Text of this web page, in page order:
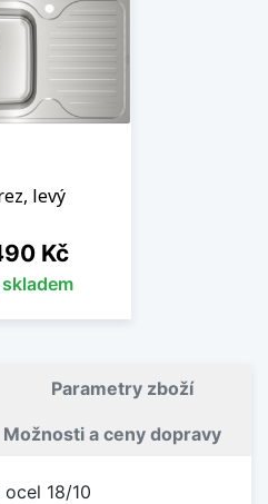
levý
Kč
Parametry zboží
Možnosti a ceny dopravy
18/10